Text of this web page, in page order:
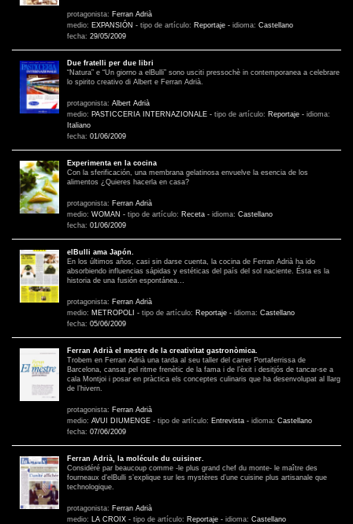
protagonista: Ferran Adrià
medio: EXPANSIÓN - tipo de artículo: Reportaje - idioma: Castellano
fecha: 29/05/2009
Due fratelli per due libri
“Natura” e “Un giorno a elBulli” sono usciti pressochè in contemporanea a celebrare
lo spirito creativo di Albert e Ferran Adrià.
protagonista: Albert Adrià
medio: PASTICCERIA INTERNAZIONALE - tipo de artículo: Reportaje - idioma:
Italiano
fecha: 01/06/2009
Experimenta en la cocina
Con la sferificación, una membrana gelatinosa envuelve la esencia de los
alimentos ¿Quieres hacerla en casa?
protagonista: Ferran Adrià
medio: WOMAN - tipo de artículo: Receta - idioma: Castellano
fecha: 01/06/2009
elBulli ama Japón.
En los últimos años, casi sin darse cuenta, la cocina de Ferran Adrià ha ido
absorbiendo influencias sápidas y estéticas del país del sol naciente. Ésta es la
historia de una fusión espontánea…
protagonista: Ferran Adrià
medio: METROPOLI - tipo de artículo: Reportaje - idioma: Castellano
fecha: 05/06/2009
Ferran Adrià el mestre de la creativitat gastronòmica.
Trobem en Ferran Adrià una tarda al seu taller del carrer Portaferrissa de
Barcelona, cansat pel ritme frenètic de la fama i de l’èxit i desitjós de tancar-se a
cala Montjoi i posar en pràctica els conceptes culinaris que ha desenvolupat al llarg
de l’hivern.
protagonista: Ferran Adrià
medio: AVUI DIUMENGE - tipo de artículo: Entrevista - idioma: Castellano
fecha: 07/06/2009
Ferran Adrià, la molécule du cuisiner.
Considéré par beaucoup comme -le plus grand chef du monte- le maître des
fourneaux d’elBulli s’explique sur les mystères d’une cuisine plus artisanale que
technologique.
protagonista: Ferran Adrià
medio:
LA CROIX - tipo de artículo: Reportaje - idioma: Castellano